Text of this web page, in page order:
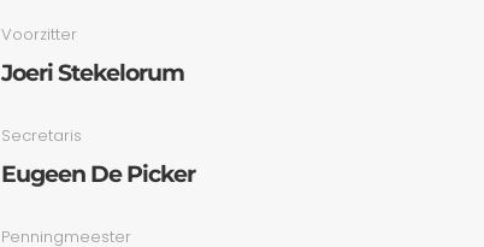
Voorzitter
Joeri Stekelorum
Secretaris
Eugeen De Picker
Penningmeester